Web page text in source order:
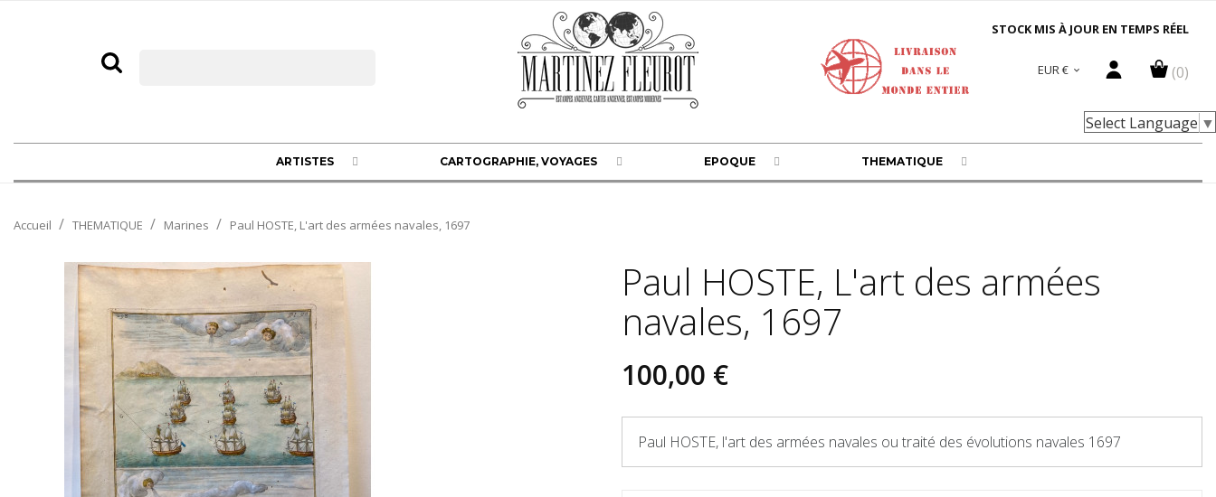
STOCK MIS À JOUR EN TEMPS RÉEL
(0)
EUR € 
Select Language ▼
ARTISTES CARTOGRAPHIE, VOYAGES EPOQUE THEMATIQUE
Accueil THEMATIQUE Marines Paul HOSTE, L'art des armées navales, 1697
Paul HOSTE, L'art des armées
navales, 1697
100,00 €
Paul HOSTE, l'art des armées navales ou traité des évolutions navales 1697